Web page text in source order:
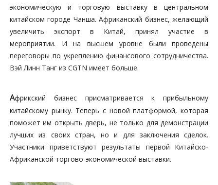
экономическую и торговую выставку в центральном
китайском городе Чанша. Африканский бизнес, желающий
увеличить экспорт в Китай, принял участие в
мероприятии. И на высшем уровне были проведены
переговоры по укреплению финансового сотрудничества.
Вэй Линн Танг из CGTN имеет больше.
Aфрикский бизнес присматривается к прибыльному
китайскому рынку. Теперь с новой платформой, которая
поможет им открыть дверь, не только для демонстрации
лучших из своих стран, но и для заключения сделок.
Участники приветствуют результаты первой Китайско-
Африканской торгово-экономической выставки.